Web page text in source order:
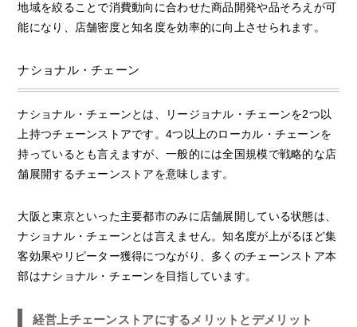
地域を絞ることで消費動向に合わせた商品開発や品そろえが可
能になり、店舗密度と知名度を効率的に向上させられます。
ナショナル・チェーン
ナショナル・チェーンとは、リージョナル・チェーンを2つ以
上持つチェーンストアです。4つ以上のローカル・チェーンを
持っているとも言えますが、一般的には全国規模で戦略的な店
舗展開するチェーンストアを意味します。
大阪と東京といった主要都市のみに店舗展開している状態は、
ナショナル・チェーンとは言えません。知名度が上がるほど集
客効果やリピーター獲得につながり、多くのチェーンストア本
部はナショナル・チェーンを目指しています。
経営上チェーンストアにするメリットとデメリット